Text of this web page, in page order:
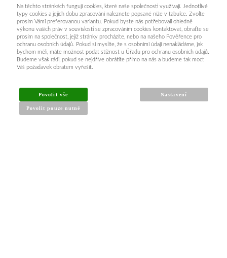
INFORMACE PRO KUPUJÍCÍ
Obchodní podmínky
Na těchto stránkách fungují cookies, které naše společnosti využívají. Jednotlivé
typy cookies a jejich dobu zpracování naleznete popsané níže v tabulce. Zvolte
prosím Vámi preferovanou variantu. Pokud byste nás potřebovali ohledně
výkonu vašich práv v souvislosti se zpracováním cookies kontaktovat, obraťte se
prosím na společnost, jejíž stránky procházíte, nebo na našeho Pověřence pro
ochranu osobních údajů. Pokud si myslíte, že s osobními údaji nenakládáme, jak
bychom měli, máte možnost podat stížnost u Úřadu pro ochranu osobních údajů.
Budeme však rádi, pokud se nejdříve obrátíte přímo na nás a budeme tak moct
Váš požadavek obratem vyřešit.
Povolit vše
Povolit pouze nutné
Nastavení